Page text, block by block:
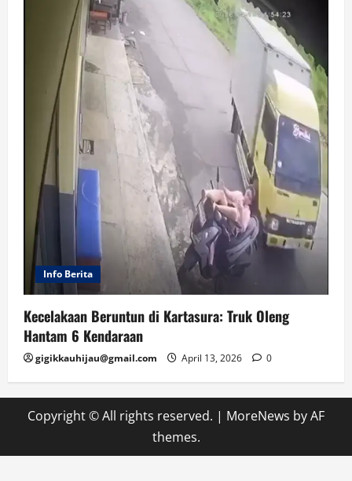
Info Berita
Kecelakaan Beruntun di Kartasura: Truk Oleng
Hantam 6 Kendaraan
gigikkauhijau@gmail.com April 13, 2026 0
Copyright © All rights reserved. | MoreNews by AF
themes.